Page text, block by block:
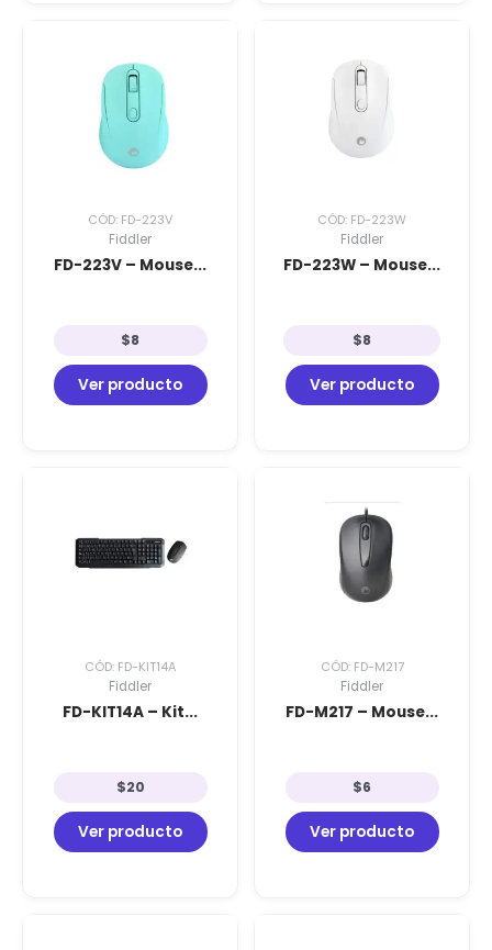
CÓD: FD-223V
Fiddler
FD-223V – Mouse...
$8
Ver producto
CÓD: FD-223W
Fiddler
FD-223W – Mouse...
$8
Ver producto
CÓD: FD-KIT14A
Fiddler
FD-KIT14A – Kit...
$20
Ver producto
CÓD: FD-M217
Fiddler
FD-M217 – Mouse...
$6
Ver producto